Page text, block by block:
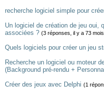
recherche logiciel simple pour
Un logiciel de création de jeu oui,
associées ? (3 réponses, il y a 73
Quels logiciels pour créer un jeu
Recherche un logiciel ou moteur
(Background pré-rendu +
Créer des jeux avec Delphi (1